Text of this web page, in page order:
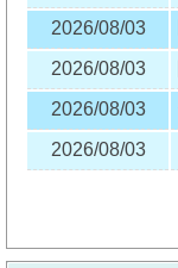
2026/08/03
2026/08/03
2026/08/03
2026/08/03